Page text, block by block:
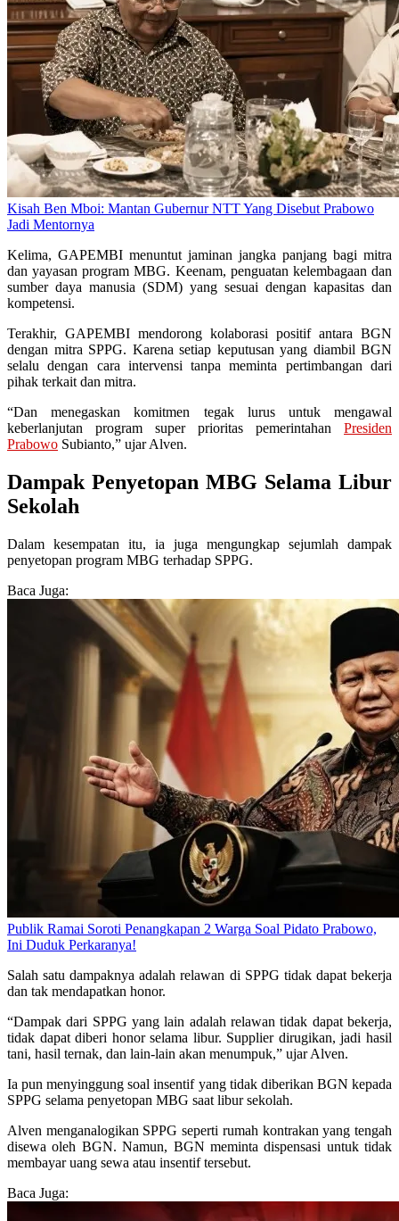
Kisah Ben Mboi: Mantan Gubernur NTT Yang Disebut Prabowo
Jadi Mentornya
Kelima, GAPEMBI menuntut jaminan jangka panjang bagi mitra
dan yayasan program MBG. Keenam, penguatan kelembagaan dan
sumber daya manusia (SDM) yang sesuai dengan kapasitas dan
kompetensi.
Terakhir, GAPEMBI mendorong kolaborasi positif antara BGN
dengan mitra SPPG. Karena setiap keputusan yang diambil BGN
selalu dengan cara intervensi tanpa meminta pertimbangan dari
pihak terkait dan mitra.
“Dan menegaskan komitmen tegak lurus untuk mengawal
keberlanjutan program super prioritas pemerintahan Presiden
Prabowo Subianto,” ujar Alven.
Dampak Penyetopan MBG Selama Libur
Sekolah
Dalam kesempatan itu, ia juga mengungkap sejumlah dampak
penyetopan program MBG terhadap SPPG.
Baca Juga:
Publik Ramai Soroti Penangkapan 2 Warga Soal Pidato Prabowo,
Ini Duduk Perkaranya!
Salah satu dampaknya adalah relawan di SPPG tidak dapat bekerja
dan tak mendapatkan honor.
“Dampak dari SPPG yang lain adalah relawan tidak dapat bekerja,
tidak dapat diberi honor selama libur. Supplier dirugikan, jadi hasil
tani, hasil ternak, dan lain-lain akan menumpuk,” ujar Alven.
Ia pun menyinggung soal insentif yang tidak diberikan BGN kepada
SPPG selama penyetopan MBG saat libur sekolah.
Alven menganalogikan SPPG seperti rumah kontrakan yang tengah
disewa oleh BGN. Namun, BGN meminta dispensasi untuk tidak
membayar uang sewa atau insentif tersebut.
Baca Juga: